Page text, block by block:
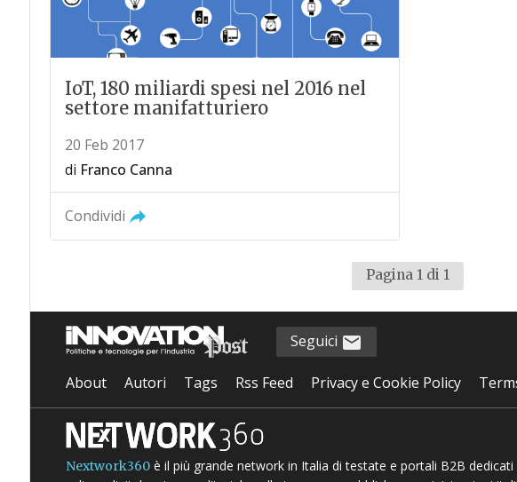
IoT, 180 miliardi spesi nel 2016 nel
settore manifatturiero
20 Feb 2017
di Franco Canna
Condividi
Pagina 1 di 1
Seguici
About Autori Tags Rss Feed Privacy e Cookie Policy
Nextwork360è il più grande network in Italia di testate e portali B2B